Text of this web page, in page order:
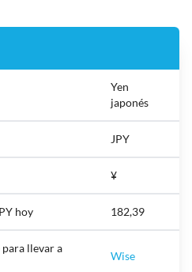
Yen
japonés
JPY
¥
hoy 182,39
para llevar a
Wise